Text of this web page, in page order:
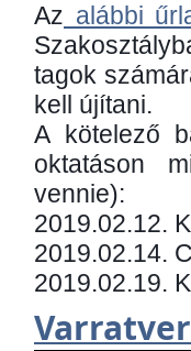
Az alábbi
tagok
kell újítani.
​A kötelező
oktatáson
vennie):
​2019.02.12.
2019.02.14.
2019.02.19.